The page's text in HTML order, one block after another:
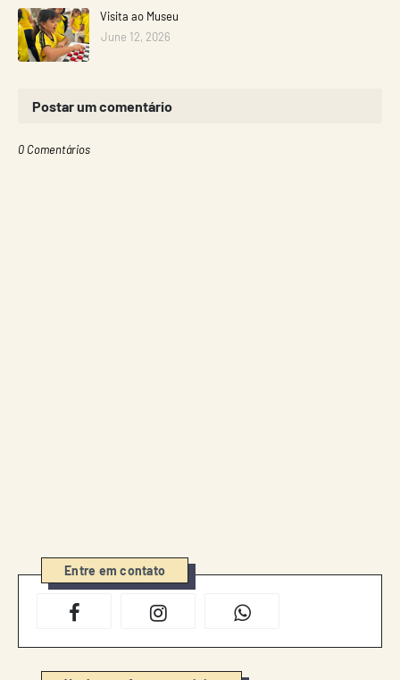
Visita ao Museu
June 12, 2026
Postar um comentário
0 Comentários
Entre em contato